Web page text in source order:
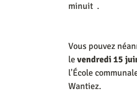
minuit  .
Vous pouvez
le vendredi 15
l'École
Wantiez.